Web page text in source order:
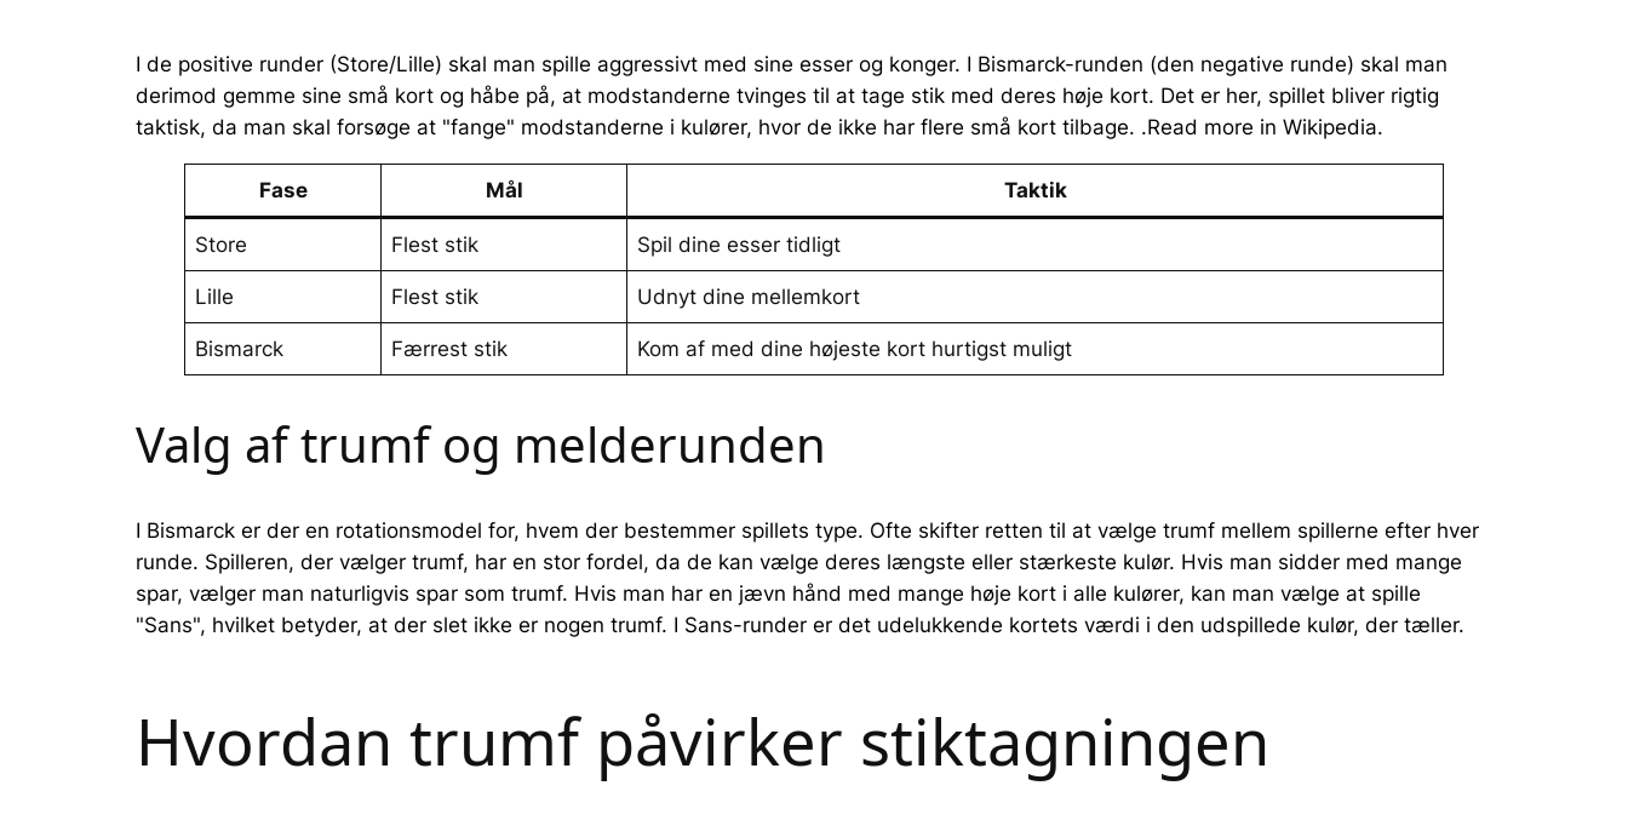
I de positive runder (Store/Lille) skal man spille aggressivt med sine esser og konger. I Bismarck-runden (den negative runde) skal man
derimod gemme sine små kort og håbe på, at modstanderne tvinges til at tage stik med deres høje kort. Det er her, spillet bliver rigtig
taktisk, da man skal forsøge at "fange" modstanderne i kulører, hvor de ikke har flere små kort tilbage. .Read more in Wikipedia.
Fase Mål Taktik
Store Flest stik Spil dine esser tidligt
Lille Flest stik Udnyt dine mellemkort
Bismarck Færrest stik Kom af med dine højeste kort hurtigst muligt
Valg af trumf og melderunden
I Bismarck er der en rotationsmodel for, hvem der bestemmer spillets type. Ofte skifter retten til at vælge trumf mellem spillerne efter hver
runde. Spilleren, der vælger trumf, har en stor fordel, da de kan vælge deres længste eller stærkeste kulør. Hvis man sidder med mange
spar, vælger man naturligvis spar som trumf. Hvis man har en jævn hånd med mange høje kort i alle kulører, kan man vælge at spille
"Sans", hvilket betyder, at der slet ikke er nogen trumf. I Sans-runder er det udelukkende kortets værdi i den udspillede kulør, der tæller.
Hvordan trumf påvirker stiktagningen